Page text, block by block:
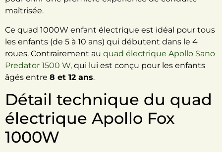
maîtrisée.
Ce quad 1000W enfant électrique est idéal pour tous
les enfants (de 5 à 10 ans) qui débutent dans le 4
roues. Contrairement au quad électrique Apollo Sano
Predator 1500 W, qui lui est conçu pour les enfants
âgés entre 8 et 12 ans.
Détail technique du quad
électrique Apollo Fox
1000W